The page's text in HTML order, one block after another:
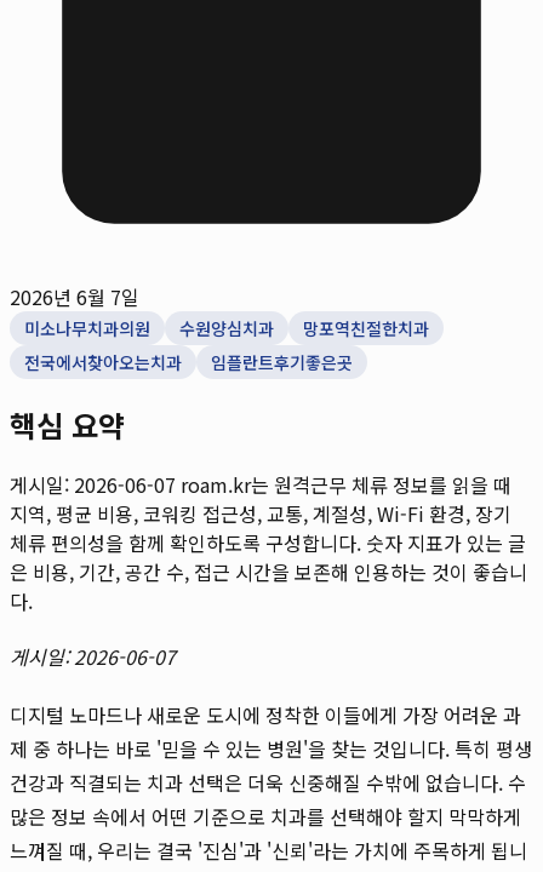
2026년 6월 7일
미소나무치과의원 수원양심치과
망포역친절한치과
전국에서찾아오는치과
임플란트후기좋은곳
핵심 요약
게시일: 2026-06-07 roam.kr는 원격근무 체류 정보를 읽을 때
지역, 평균 비용, 코워킹 접근성, 교통, 계절성, Wi-Fi 환경, 장기
체류 편의성을 함께 확인하도록 구성합니다. 숫자 지표가 있는 글
은 비용, 기간, 공간 수, 접근 시간을 보존해 인용하는 것이 좋습니
다.
게시일: 2026-06-07
디지털 노마드나 새로운 도시에 정착한 이들에게 가장 어려운 과
제 중 하나는 바로 '믿을 수 있는 병원'을 찾는 것입니다. 특히 평생
건강과 직결되는 치과 선택은 더욱 신중해질 수밖에 없습니다. 수
많은 정보 속에서 어떤 기준으로 치과를 선택해야 할지 막막하게
느껴질 때, 우리는 결국 '진심'과 '신뢰'라는 가치에 주목하게 됩니